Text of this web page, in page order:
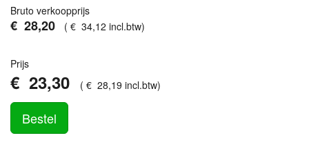
Bruto verkoopprijs
€ 28,20 ( € 34,12 incl.btw)
Prijs
€ 23,30 ( € 28,19 incl.btw)
Bestel